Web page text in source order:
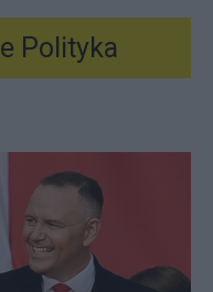
Polityka